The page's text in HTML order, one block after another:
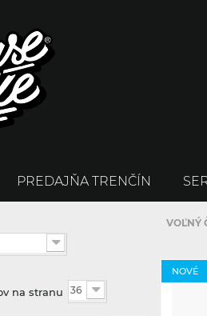
PREDAJŇA TRENČÍN
na stranu 36
VOĽNÝ
NOVÉ